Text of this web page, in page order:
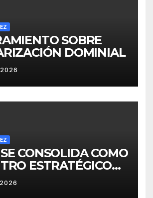
SOBRE
DOMINIAL
CONSOLIDA COMO
ESTRATÉGICO
DESARROLLO DE